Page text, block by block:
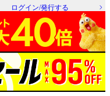
ログイン/発行する